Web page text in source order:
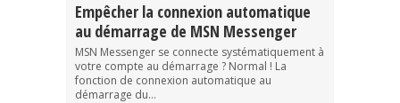
Empêcher la connexion automatique
au démarrage de MSN Messenger
MSN Messenger se connecte systématiquement à
votre compte au démarrage ? Normal ! La
fonction de connexion automatique au
démarrage du...